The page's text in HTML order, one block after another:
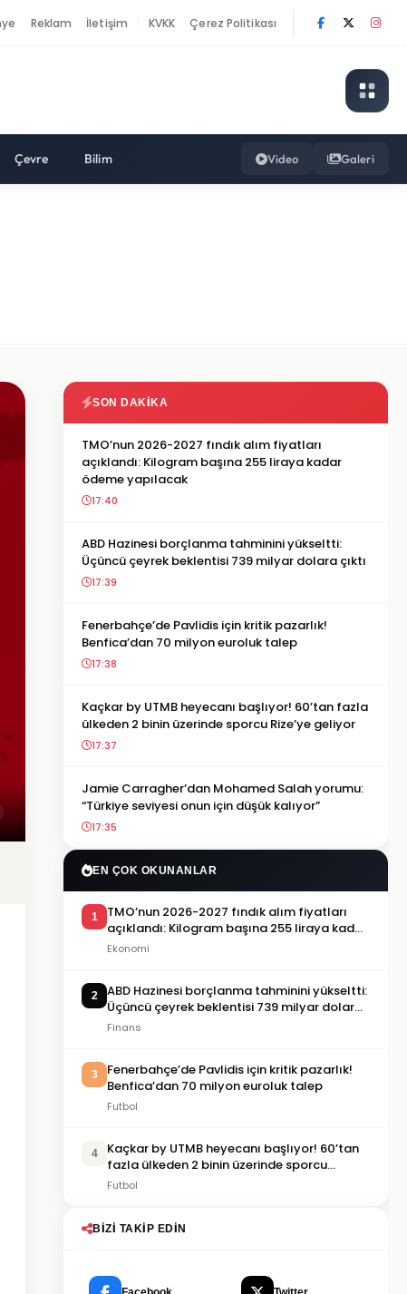
Reklam İletişim KVKK Çerez Politikası
Çevre Bilim Video Galeri
SON DAKIKA
TMO’nun 2026-2027 fındık alım fiyatları
açıklandı: Kilogram başına 255 liraya kadar
ödeme yapılacak
17:40
ABD Hazinesi borçlanma tahminini yükseltti:
Üçüncü çeyrek beklentisi 739 milyar dolara çıktı
17:39
Fenerbahçe’de Pavlidis için kritik pazarlık!
Benfica’dan 70 milyon euroluk talep
17:38
Kaçkar by UTMB heyecanı başlıyor! 60’tan fazla
ülkeden 2 binin üzerinde sporcu Rize’ye geliyor
17:37
Jamie Carragher’dan Mohamed Salah yorumu:
“Türkiye seviyesi onun için düşük kalıyor”
17:35
EN ÇOK OKUNANLAR
1
TMO’nun 2026-2027 fındık alım fiyatları
açıklandı: Kilogram başına 255 liraya kadar
ödeme yapılacak
Ekonomi
2
ABD Hazinesi borçlanma tahminini yükseltti:
Üçüncü çeyrek beklentisi 739 milyar dolara
çıktı
Finans
3
Fenerbahçe’de Pavlidis için kritik pazarlık!
Benfica’dan 70 milyon euroluk talep
Futbol
4
Kaçkar by UTMB heyecanı başlıyor! 60’tan
fazla ülkeden 2 binin üzerinde sporcu
Rize’ye geliyor
Futbol
BIZI TAKIP EDIN